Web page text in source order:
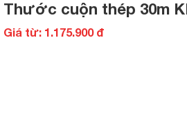
Thước cuộn thép 30m
Giá từ: 1.175.900 đ